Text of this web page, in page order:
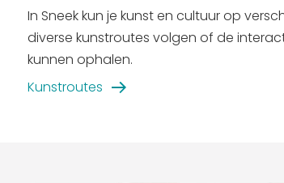
Bezienswaardigheden
In Sneek kun je kunst en cultuur op
diverse kunstroutes volgen of de
kunnen ophalen.
Kunstroutes